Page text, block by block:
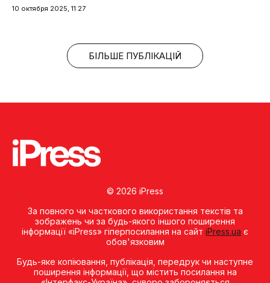
10 октября 2025, 11:27
БІЛЬШЕ ПУБЛІКАЦІЙ
© 2026 iPress
За повного чи часткового використання текстів та
зображень чи за будь-якого іншого поширення
інформації «iPress» гіперпосилання на сайт iPress.ua є
обов'язковим
Будь-яке копiювання, публiкацiя, передрук чи наступне
поширення iнформацiї, що мiстить посилання на